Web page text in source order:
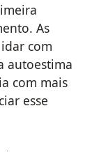
As
com
autoestima
com mais
esse